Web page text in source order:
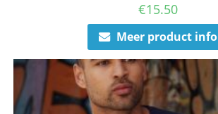
€15.50
Meer product info